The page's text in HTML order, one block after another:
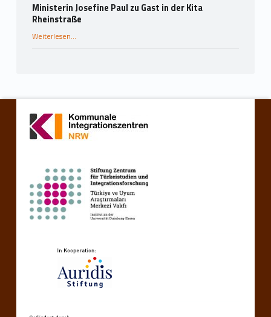
Ministerin Josefine Paul zu Gast in der Kita
Rheinstraße
Weiterlesen“Ministerin Josefine Paul zu Gast in der Kita Rheinstraße”
…